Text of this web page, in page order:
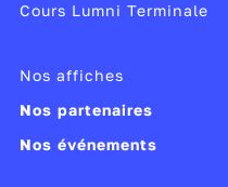
Cours Lumni Terminale
Nos affiches
Nos partenaires
Nos événements